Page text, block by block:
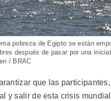
pobreza de Egipto se están
después de pasar por una
/ BRAC
que las
y salir de esta crisis